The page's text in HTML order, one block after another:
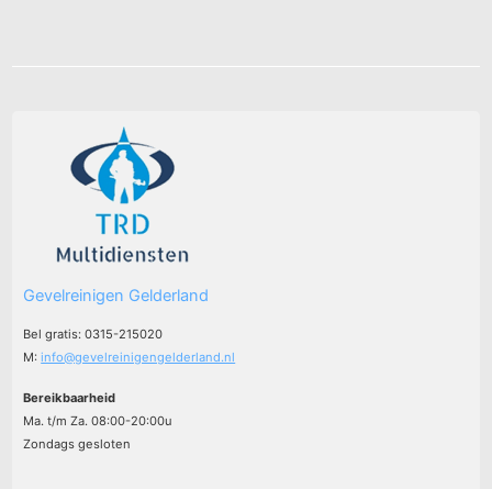
Gevelreinigen Gelderland
Bel gratis: 0315-215020
M:info@gevelreinigengelderland.nl
Bereikbaarheid
Ma. t/m Za. 08:00-20:00u
Zondags gesloten